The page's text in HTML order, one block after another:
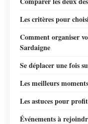
Les critères pour
Comment organiser
Sardaigne
Se déplacer une fois
Les meilleurs
Les astuces pour
Événements à